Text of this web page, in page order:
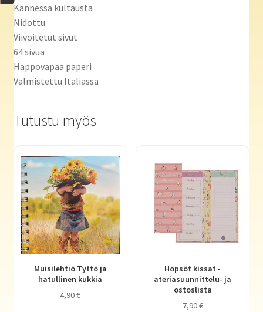
Kannessa kultausta
Nidottu
Viivoitetut sivut
64 sivua
Happovapaa paperi
Valmistettu Italiassa
Tutustu myös
Muisilehtiö Tyttö ja
hatullinen kukkia
4,90€
Höpsöt kissat -
ateriasuunnittelu- ja
ostoslista
7,90€